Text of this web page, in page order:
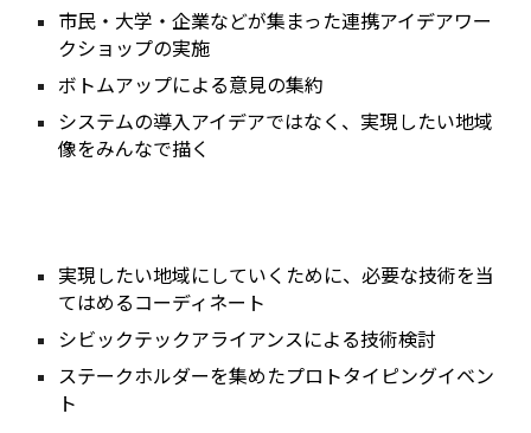
市民・大学・企業などが集まった連携アイデアワー
クショップの実施
ボトムアップによる意見の集約
システムの導入アイデアではなく、実現したい地域
像をみんなで描く
実現したい地域にしていくために、必要な技術を当
てはめるコーディネート
シビックテックアライアンスによる技術検討
ステークホルダーを集めたプロトタイピングイベン
ト